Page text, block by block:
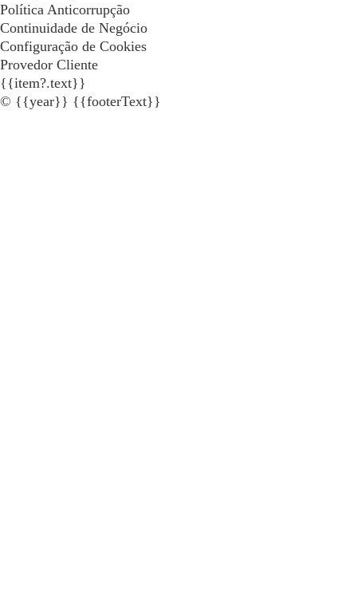
Política Anticorrupção
Continuidade de Negócio
Configuração de Cookies
Provedor Cliente
{{item?.text}}
© {{year}} {{footerText}}